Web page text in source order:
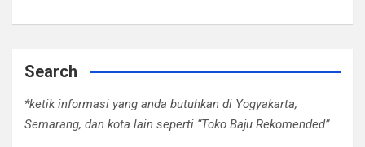
Search
*ketik informasi yang anda butuhkan di Yogyakarta,
Semarang, dan kota lain seperti “Toko Baju Rekomended”